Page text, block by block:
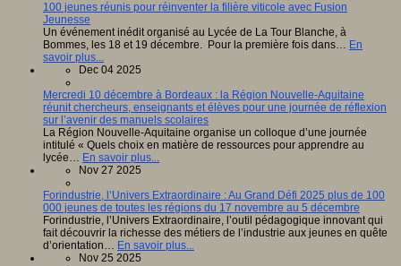
100 jeunes réunis pour réinventer la filière viticole avec Fusion
Jeunesse
Un événement inédit organisé au Lycée de La Tour Blanche, à
Bommes, les 18 et 19 décembre. Pour la première fois dans… En
savoir plus...
Dec 04 2025
Mercredi 10 décembre à Bordeaux : la Région Nouvelle-Aquitaine
réunit chercheurs, enseignants et élèves pour une journée de réflexion
sur l’avenir des manuels scolaires
La Région Nouvelle-Aquitaine organise un colloque d’une journée
intitulé « Quels choix en matière de ressources pour apprendre au
lycée… En savoir plus...
Nov 27 2025
Forindustrie, l’Univers Extraordinaire : Au Grand Défi 2025 plus de 100
000 jeunes de toutes les régions du 17 novembre au 5 décembre
Forindustrie, l’Univers Extraordinaire, l’outil pédagogique innovant qui
fait découvrir la richesse des métiers de l’industrie aux jeunes en quête
d’orientation… En savoir plus...
Nov 25 2025